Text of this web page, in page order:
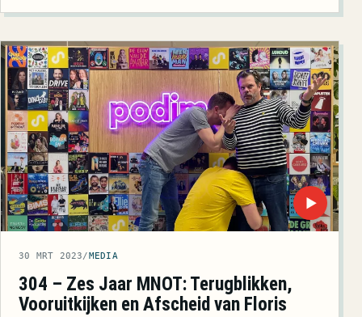
▶
30 MRT 2023/ MEDIA
304 – Zes Jaar MNOT: Terugblikken,
Vooruitkijken en Afscheid van Floris